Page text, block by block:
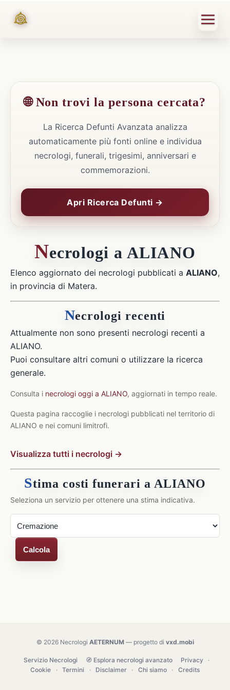
🌐 Non trovi la persona cercata?
La Ricerca Defunti Avanzata analizza
automaticamente più fonti online e individua
necrologi, funerali, trigesimi, anniversari e
commemorazioni.
Apri Ricerca Defunti →
Necrologi a ALIANO
Elenco aggiornato dei necrologi pubblicati a ALIANO,
in provincia di Matera.
Necrologi recenti
Attualmente non sono presenti necrologi recenti a
ALIANO.
Puoi consultare altri comuni o utilizzare la ricerca
generale.
Consulta i necrologi oggi a ALIANO, aggiornati in tempo reale.
Questa pagina raccoglie i necrologi pubblicati nel territorio di
ALIANO e nei comuni limitrofi.
Visualizza tutti i necrologi →
Stima costi funerari a ALIANO
Seleziona un servizio per ottenere una stima indicativa.
Calcola
© 2026 Necrologi AETERNUM— progetto di vxd.mobi
Servizio Necrologi 🧭 Esplora necrologi avanzato Privacy
·
Cookie
· Termini · Disclaimer · Chi siamo · Credits